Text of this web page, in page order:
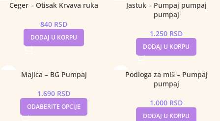
Ceger – Otisak Krvava ruka
840 RSD
DODAJ U KORPU
Jastuk – Pumpaj pumpaj
pumpaj
1.250 RSD
DODAJ U KORPU
Majica – BG Pumpaj
1.690 RSD
ODABERITE OPCIJE
Podloga za miš – Pumpaj
pumpaj
1.000 RSD
DODAJ U KORPU